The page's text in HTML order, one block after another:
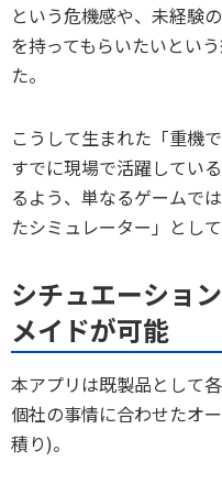
という危機感や、未経験
を持ってもらいたいとい
た。
こうして生まれた「重機
すでに現場で活躍してい
るよう、単なるゲームで
たシミュレーター」とし
シチュエーショ
メイドが可能
本アプリは既製品として
個社の事情に合わせたオ
積り)。